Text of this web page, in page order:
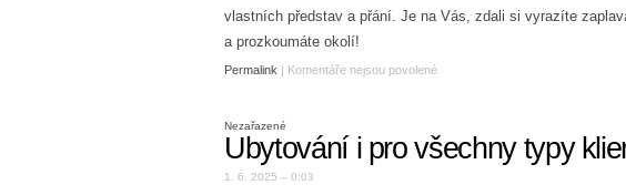
vlastních představ a přání. Je na Vás, zdali si vyrazíte
a prozkoumáte okolí!
Permalink Komentáře nejsou povolené
Nezařazené
Ubytování i pro všechny typy
1. 6. 2025 – 0:03